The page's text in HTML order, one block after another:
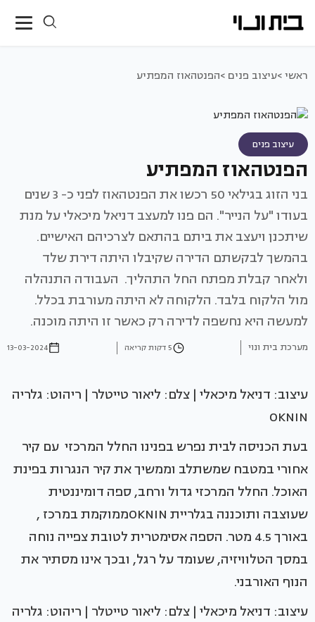
ראשי >עיצוב פנים >הפנטהאוז המפתיע
עיצוב פנים
הפנטהאוז המפתיע
בני הזוג בגילאי 50 רכשו את הפנטהאוז לפני כ- 3 שנים
בעודו "על הנייר". הם פנו למעצב דניאל מיכאלי על מנת
שיתכנן ויעצב את ביתם בהתאם לצרכיהם האישיים.
בהמשך לבקשתם הדירה שקיבלו היתה דירת שלד
ולאחר קבלת מפתח החל התהליך. העבודה התנהלה
מול הלקוח בלבד. הלקוחה לא היתה מעורבת בכלל.
למעשה היא נחשפה לדירה רק כאשר זו היתה מוכנה.
מערכת בית ונוי 5 דקות קריאה 13-03-2024
עיצוב: דניאל מיכאלי | צלם: ליאור טייטלר | ריהוט: גלריה
OKNIN
בעת הכניסה לבית נפרש בפנינו החלל המרכזי עם קיר
אחורי במטבח שמשתלב וממשיך את קיר הנגרות בפינת
האוכל. החלל המרכזי גדול ורחב, ספה דומיננטית
שעוצבה ותוכננה בגלריית OKNINממוקמת במרכז ,
באורך 4.5 מטר. הספה אסימטרית לטובת צפייה נוחה
במסך הטלוויזיה, שעומד על רגל, ובכך אינו מסתיר את
הנוף האורבני.
עיצוב: דניאל מיכאלי | צלם: ליאור טייטלר | ריהוט: גלריה